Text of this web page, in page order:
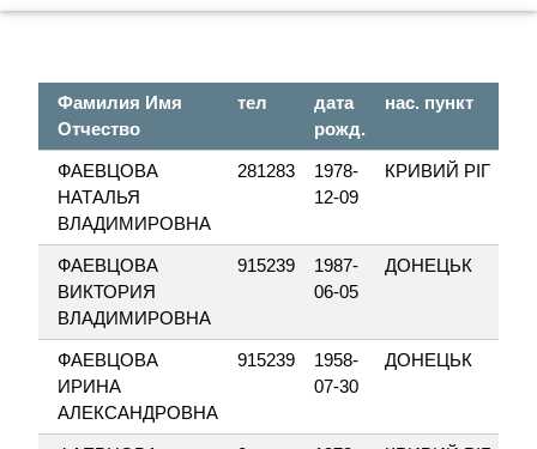
Фамилия Имя
Отчество
тел
дата
рожд.
нас. пункт
ФАЕВЦОВА
НАТАЛЬЯ
ВЛАДИМИРОВНА
281283
1978-
12-09
КРИВИЙ РІГ
ФАЕВЦОВА
ВИКТОРИЯ
ВЛАДИМИРОВНА
915239
1987-
06-05
ДОНЕЦЬК
ФАЕВЦОВА
ИРИНА
АЛЕКСАНДРОВНА
915239
1958-
07-30
ДОНЕЦЬК